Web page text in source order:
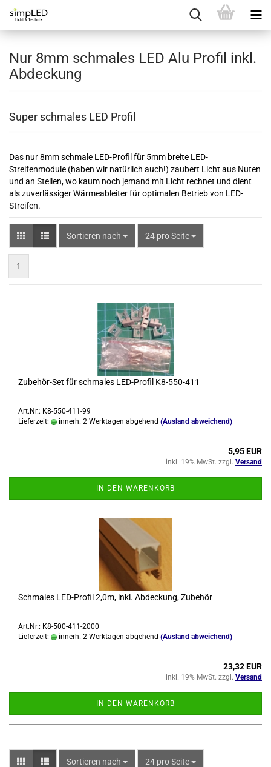
Nur 8mm schmales LED Alu Profil inkl.
Abdeckung
Super schmales LED Profil
Das nur 8mm schmale LED-Profil für 5mm breite LED-
Streifenmodule (haben wir natürlich auch!) zaubert Licht aus Nuten
und an Stellen, wo kaum noch jemand mit Licht rechnet und dient
als zuverlässiger Wärmeableiter für optimalen Betrieb von LED-
Streifen.
Sortieren nach
Sortieren nach 24 pro Seite
pro Seite
1
Zubehör-​​Set für schma­les LED-​Pro­fil K8-​550-​411
Art.Nr.: K8-550-411-99
Lieferzeit:
innerh. 2 Werktagen abgehend (Ausland abweichend)
5,95 EUR
inkl. 19% MwSt. zzgl. Versand
IN DEN WARENKORB
Schma­les LED-​Pro­fil 2,0m, inkl. Ab­de­ckung, Zu­be­hör
Art.Nr.: K8-500-411-2000
Lieferzeit:
innerh. 2 Werktagen abgehend (Ausland abweichend)
23,32 EUR
inkl. 19% MwSt. zzgl. Versand
IN DEN WARENKORB
Sortieren nach
Sortieren nach 24 pro Seite
pro Seite